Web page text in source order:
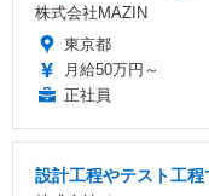
株式会社MAZIN
東京都
月給50万円～
正社員
設計工程やテスト工